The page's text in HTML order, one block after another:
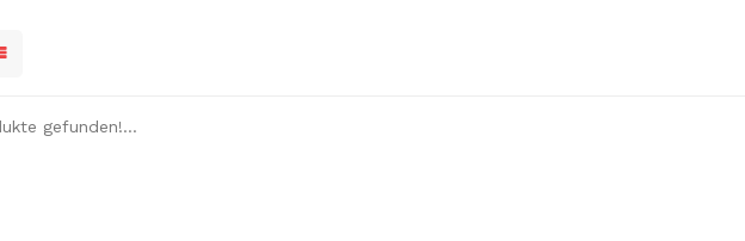
gefunden!...